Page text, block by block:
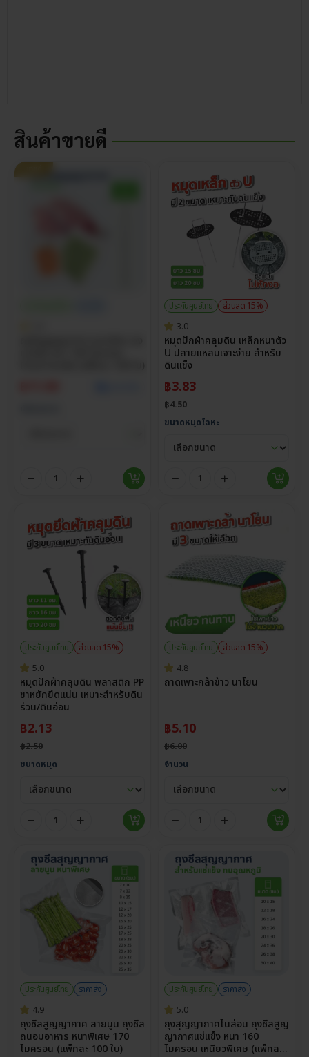
สินค้าขายดี
ประกันศูนย์ไทย
ส่วนลด 15%
3.0
หมุดปักผ้าคลุมดิน เหล็กหนาตัว
U ปลายแหลมเจาะง่าย สำหรับ
ดินแข็ง
฿3.83
฿4.50
ขนาดหมุดโลหะ
ประกันศูนย์ไทย
ส่วนลด 15%
5.0
หมุดปักผ้าคลุมดิน พลาสติก PP
ขาหยักยึดแน่น เหมาะสำหรับดิน
ร่วน/ดินอ่อน
฿2.13
฿2.50
ขนาดหมุด
ประกันศูนย์ไทย
ส่วนลด 15%
4.8
ถาดเพาะกล้าข้าว นาโยน
฿5.10
฿6.00
จำนวน
ประกันศูนย์ไทย
ราคาส่ง
4.9
ถุงซีลสูญญากาศ ลายนูน ถุงซีล
ถนอมอาหาร หนาพิเศษ 170
ไมครอน (แพ็กละ 100 ใบ)
ประกันศูนย์ไทย
ราคาส่ง
5.0
ถุงสุญญากาศไนล่อน ถุงซีลสูญ
ญากาศแช่แข็ง หนา 160
ไมครอน เหนียวพิเศษ (แพ็กละ